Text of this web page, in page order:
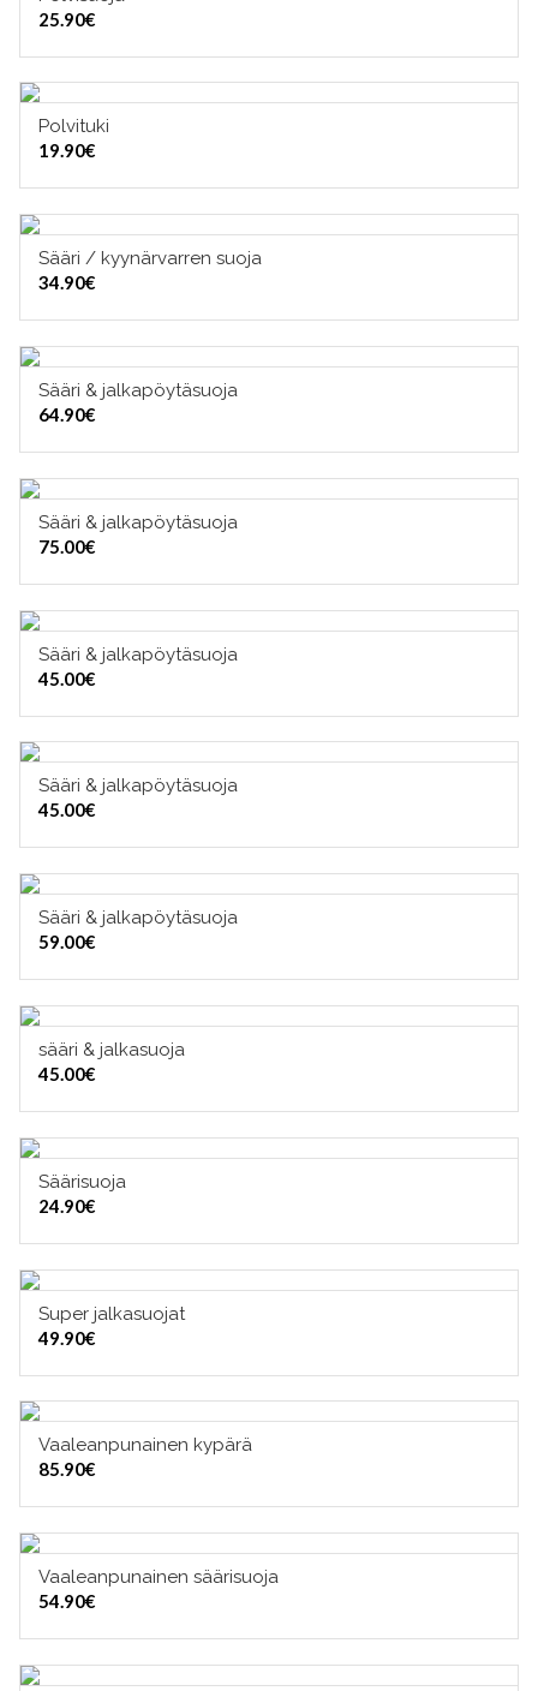
25.90€
Polvituki
19.90€
VALITSE VAIHTOEHDOISTA
Sääri / kyynärvarren suoja
34.90€
VALITSE VAIHTOEHDOISTA
Sääri & jalkapöytäsuoja
64.90€
VALITSE VAIHTOEHDOISTA
Sääri & jalkapöytäsuoja
75.00€
VALITSE VAIHTOEHDOISTA
Sääri & jalkapöytäsuoja
45.00€
VALITSE VAIHTOEHDOISTA
Sääri & jalkapöytäsuoja
45.00€
VALITSE VAIHTOEHDOISTA
Sääri & jalkapöytäsuoja
59.00€
sääri & jalkasuoja
45.00€
Säärisuoja
24.90€
Super jalkasuojat
49.90€
VALITSE VAIHTOEHDOISTA
Vaaleanpunainen kypärä
85.90€
VALITSE VAIHTOEHDOISTA
Vaaleanpunainen säärisuoja
54.90€